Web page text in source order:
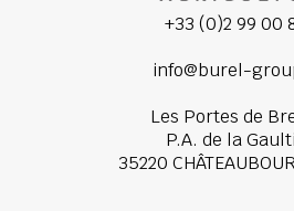
+33 (0)2 99 00
info@burel-
Les Portes de
P.A. de la
35220